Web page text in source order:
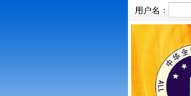
用户名：